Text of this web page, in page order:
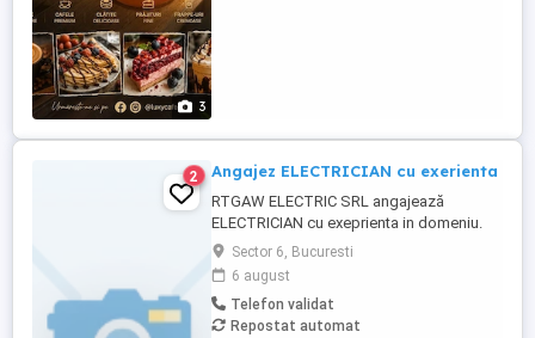
3
2 Angajez ELECTRICIAN cu exerienta
RTGAW ELECTRIC SRL angajează
ELECTRICIAN cu exeprienta in domeniu.
Cautam electricieni cu experienta pentru
proiecte in Bucuresti si Ilfov. *Oferim:* *
5.500 - 7.000 lei net, in functie de
experienta; * bonusuri de performanta; *
scule si echipamente asigurate; *
Sector 6, Bucuresti
6 august
Telefon validat
Repostat automat